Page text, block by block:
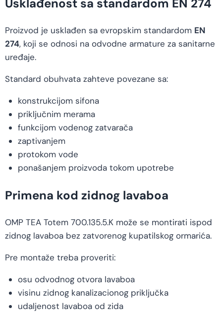
Usklađenost sa standardom EN 274
Proizvod je usklađen sa evropskim standardom EN
274, koji se odnosi na odvodne armature za sanitarne
uređaje.
Standard obuhvata zahteve povezane sa:
konstrukcijom sifona
priključnim merama
funkcijom vodenog zatvarača
zaptivanjem
protokom vode
ponašanjem proizvoda tokom upotrebe
Primena kod zidnog lavaboa
OMP TEA Totem 700.135.5.K može se montirati ispod
zidnog lavaboa bez zatvorenog kupatilskog ormarića.
Pre montaže treba proveriti:
osu odvodnog otvora lavaboa
visinu zidnog kanalizacionog priključka
udaljenost lavaboa od zida